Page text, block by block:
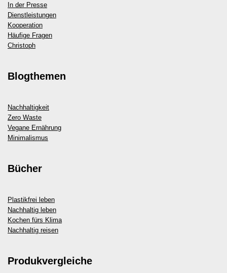
In der Presse
Dienstleistungen
Kooperation
Häufige Fragen
Christoph
Blogthemen
Nachhaltigkeit
Zero Waste
Vegane Ernährung
Minimalismus
Bücher
Plastikfrei leben
Nachhaltig leben
Kochen fürs Klima
Nachhaltig reisen
Produkvergleiche